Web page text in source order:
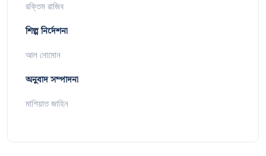
রক্তিম রাজিব
শিল্প নির্দেশনা
আল নোমোন
অনুবাদ সম্পাদনা
মাশিয়াত জাহিন